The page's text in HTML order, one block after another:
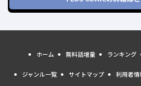
ホーム 無料話増量 ランキング
ジャンル一覧 サイトマップ 利用者